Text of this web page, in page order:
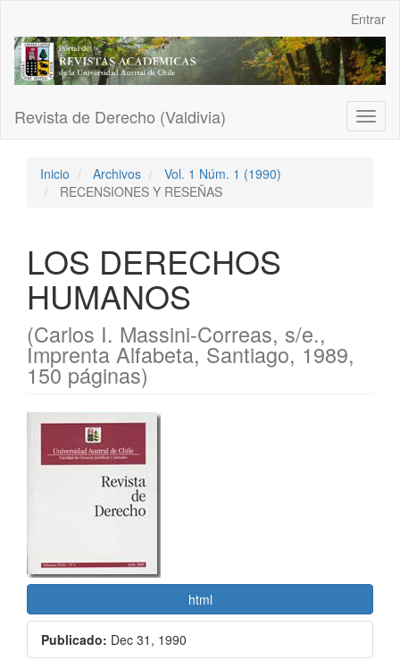
Contenido
principal
Barra
Entrar
Revista de Derecho (Valdivia)
Inicio Archivos
Vol. 1 Núm. 1 (1990)
RECENSIONES Y RESEÑAS
LOS DERECHOS
HUMANOS
(Carlos I. Massini-Correas, s/e.,
Imprenta Alfabeta, Santiago, 1989,
150 páginas)
Barra
lateral
artículo
html
Publicado: Dec 31, 1990